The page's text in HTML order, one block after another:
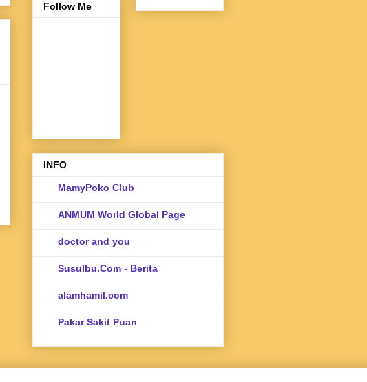
Follow Me
INFO
MamyPoko Club
ANMUM World Global Page
doctor and you
SusuIbu.Com - Berita
alamhamil.com
Pakar Sakit Puan